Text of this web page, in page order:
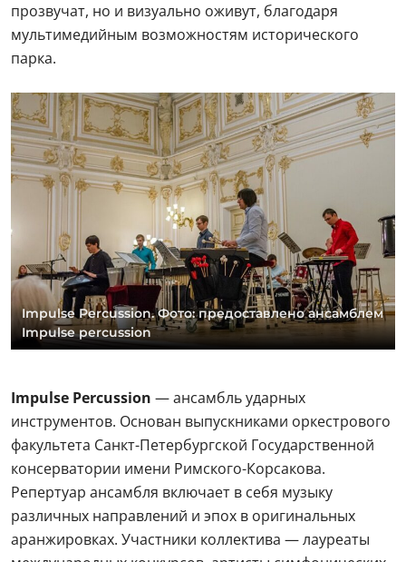
прозвучат, но и визуально оживут, благодаря
мультимедийным возможностям исторического
парка.
Impulse Percussion. Фото: предоставлено ансамблем
Impulse percussion
Impulse Percussion — ансамбль ударных
инструментов. Основан выпускниками оркестрового
факультета Санкт-Петербургской Государственной
консерватории имени Римского-Корсакова.
Репертуар ансамбля включает в себя музыку
различных направлений и эпох в оригинальных
аранжировках. Участники коллектива — лауреаты